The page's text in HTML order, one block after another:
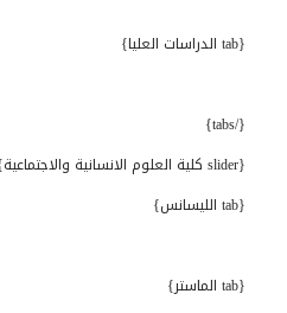
{tab الدراسات العليا}
{/tabs}
{slider كلية العلوم الانسانية والاجتماعية}
{tab الليسانس}
{tab الماستر}